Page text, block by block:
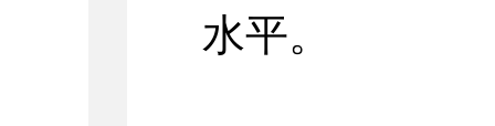
水平。